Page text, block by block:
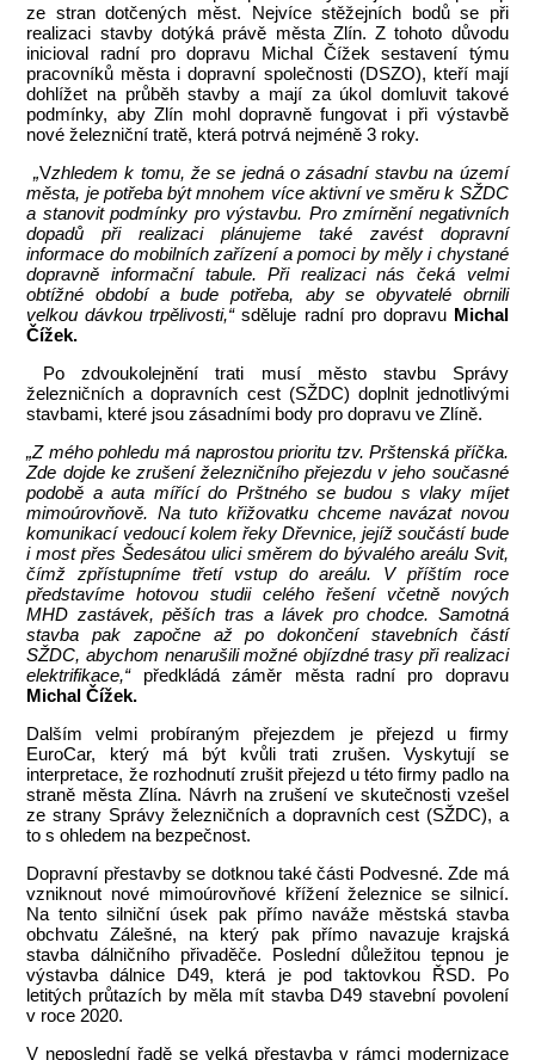
ze stran dotčených měst. Nejvíce stěžejních bodů se při
realizaci stavby dotýká právě města Zlín. Z tohoto důvodu
inicioval radní pro dopravu Michal Čížek sestavení týmu
pracovníků města i dopravní společnosti (DSZO), kteří mají
dohlížet na průběh stavby a mají za úkol domluvit takové
podmínky, aby Zlín mohl dopravně fungovat i při výstavbě
nové železniční tratě, která potrvá nejméně 3 roky.
„Vzhledem k tomu, že se jedná o zásadní stavbu na území
města, je potřeba být mnohem více aktivní ve směru k SŽDC
a stanovit podmínky pro výstavbu. Pro zmírnění negativních
dopadů při realizaci plánujeme také zavést dopravní
informace do mobilních zařízení a pomoci by měly i chystané
dopravně informační tabule. Při realizaci nás čeká velmi
obtížné období a bude potřeba, aby se obyvatelé obrnili
velkou dávkou trpělivosti,“sděluje radní pro dopravu Michal
Čížek.
Po zdvoukolejnění trati musí město stavbu Správy
železničních a dopravních cest (SŽDC) doplnit jednotlivými
stavbami, které jsou zásadními body pro dopravu ve Zlíně.
„Z mého pohledu má naprostou prioritu tzv. Prštenská příčka.
Zde dojde ke zrušení železničního přejezdu v jeho současné
podobě a auta mířící do Prštného se budou s vlaky míjet
mimoúrovňově. Na tuto křižovatku chceme navázat novou
komunikací vedoucí kolem řeky Dřevnice, jejíž součástí bude
i most přes Šedesátou ulici směrem do bývalého areálu Svit,
čímž zpřístupníme třetí vstup do areálu. V příštím roce
představíme hotovou studii celého řešení včetně nových
MHD zastávek, pěších tras a lávek pro chodce. Samotná
stavba pak započne až po dokončení stavebních částí
SŽDC, abychom nenarušili možné objízdné trasy při realizaci
elektrifikace,“předkládá záměr města radní pro dopravu
Michal Čížek.
Dalším velmi probíraným přejezdem je přejezd u firmy
EuroCar, který má být kvůli trati zrušen. Vyskytují se
interpretace, že rozhodnutí zrušit přejezd u této firmy padlo na
straně města Zlína. Návrh na zrušení ve skutečnosti vzešel
ze strany Správy železničních a dopravních cest (SŽDC), a
to s ohledem na bezpečnost.
Dopravní přestavby se dotknou také části Podvesné. Zde má
vzniknout nové mimoúrovňové křížení železnice se silnicí.
Na tento silniční úsek pak přímo naváže městská stavba
obchvatu Zálešné, na který pak přímo navazuje krajská
stavba dálničního přivaděče. Poslední důležitou tepnou je
výstavba dálnice D49, která je pod taktovkou ŘSD. Po
letitých průtazích by měla mít stavba D49 stavební povolení
v roce 2020.
V neposlední řadě se velká přestavba v rámci modernizace